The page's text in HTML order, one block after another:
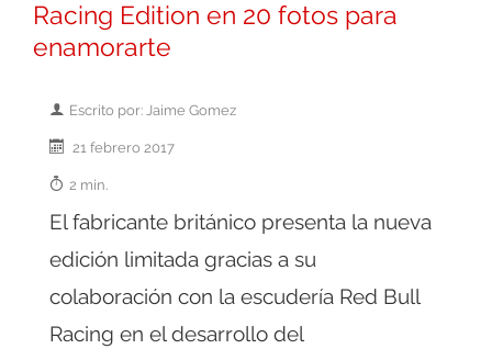
Racing Edition en 20 fotos para
enamorarte
Escrito por: Jaime Gomez
21 febrero 2017
2 min.
El fabricante británico presenta la nueva
edición limitada gracias a su
colaboración con la escudería Red Bull
Racing en el desarrollo del